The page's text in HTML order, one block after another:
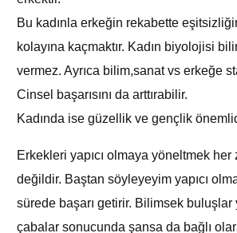
Bu kadınla erkeğin rekabette
kolayına kaçmaktır. Kadın biyolojisi
vermez. Ayrıca bilim,sanat vs erkeğe
Cinsel başarısını da arttırabilir.
Kadında ise güzellik ve gençlik
Erkekleri yapıcı olmaya yöneltmek
değildir. Baştan söyleyeyim yapıcı
sürede başarı getirir. Bilimsek buluşlar
çabalar sonucunda şansa da bağlı